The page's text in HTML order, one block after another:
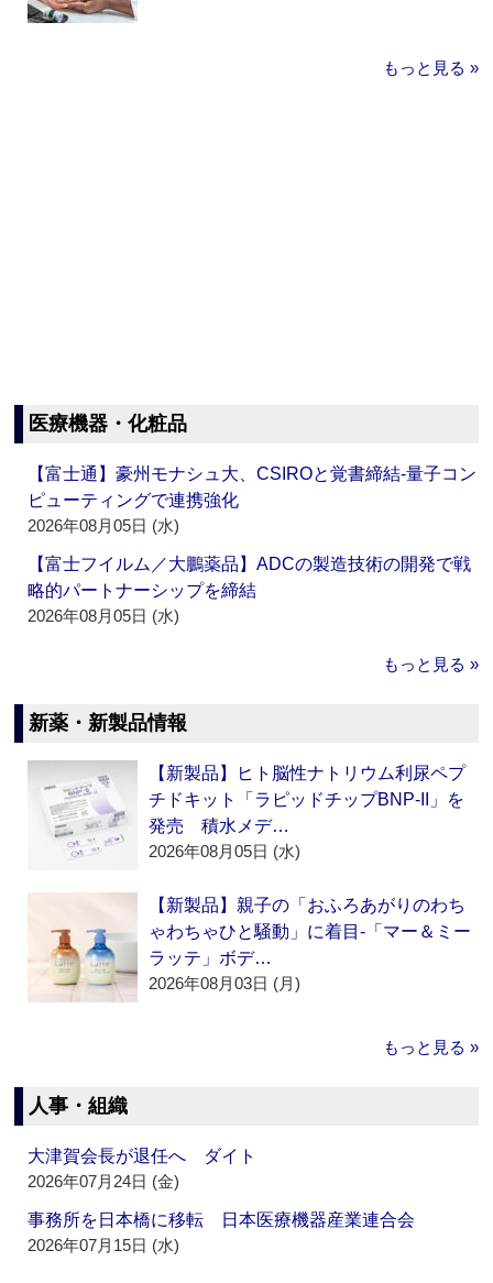
もっと見る »
医療機器・化粧品
【富士通】豪州モナシュ大、CSIROと覚書締結‐量子コン
ピューティングで連携強化
2026年08月05日 (水)
【富士フイルム／大鵬薬品】ADCの製造技術の開発で戦
略的パートナーシップを締結
2026年08月05日 (水)
もっと見る »
新薬・新製品情報
【新製品】ヒト脳性ナトリウム利尿ペプ
チドキット「ラピッドチップBNP-II」を
発売 積水メデ…
2026年08月05日 (水)
【新製品】親子の「おふろあがりのわち
ゃわちゃひと騒動」に着目‐「マー＆ミー
ラッテ」ボデ…
2026年08月03日 (月)
もっと見る »
人事・組織
大津賀会長が退任へ ダイト
2026年07月24日 (金)
事務所を日本橋に移転 日本医療機器産業連合会
2026年07月15日 (水)